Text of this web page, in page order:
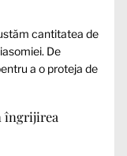
cantitatea de
De
a o proteja de
îngrijirea